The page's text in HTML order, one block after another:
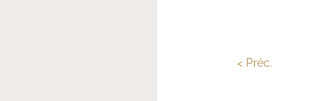
< Préc.